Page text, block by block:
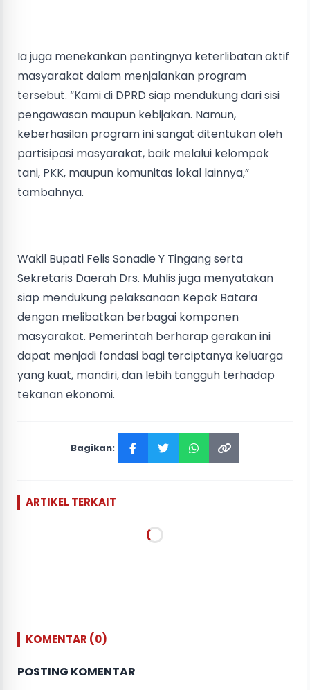
Ia juga menekankan pentingnya keterlibatan aktif
masyarakat dalam menjalankan program
tersebut. “Kami di DPRD siap mendukung dari sisi
pengawasan maupun kebijakan. Namun,
keberhasilan program ini sangat ditentukan oleh
partisipasi masyarakat, baik melalui kelompok
tani, PKK, maupun komunitas lokal lainnya,”
tambahnya.
Wakil Bupati Felis Sonadie Y Tingang serta
Sekretaris Daerah Drs. Muhlis juga menyatakan
siap mendukung pelaksanaan Kepak Batara
dengan melibatkan berbagai komponen
masyarakat. Pemerintah berharap gerakan ini
dapat menjadi fondasi bagi terciptanya keluarga
yang kuat, mandiri, dan lebih tangguh terhadap
tekanan ekonomi.
Bagikan:
ARTIKEL TERKAIT
KOMENTAR (0)
POSTING KOMENTAR